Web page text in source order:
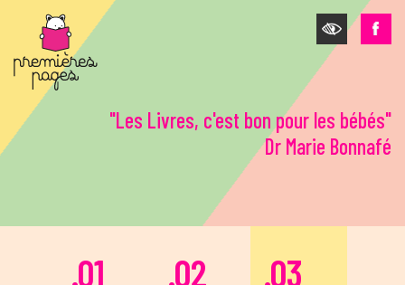
Aller au contenu principal
"Les Livres, c'est bon pour les bébés"
Dr Marie Bonnafé
.01 .02 .03